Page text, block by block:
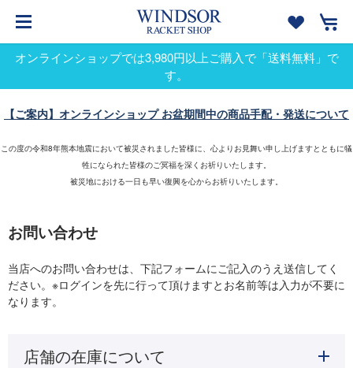
オンラインショップでは3,980円以上ご購入で「送料無料」で
す。
【ご案内】オンラインショップ お盆期間中の商品手配・発送について
この度の令和8年熊本地震において被災されました皆様に、心よりお見舞い申し上げますとともに犠
牲になられた皆様のご冥福を深くお祈りいたします。
被災地における一日も早い復興を心からお祈りいたします。
お問い合わせ
当店へのお問い合わせは、下記フォームにご記入のうえ送信してく
ださい。※ログインを先に行って頂けますとお名前等は入力が不要に
なります。
店舗の在庫について